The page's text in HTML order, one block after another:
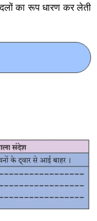
का रूप धारण कर लेती